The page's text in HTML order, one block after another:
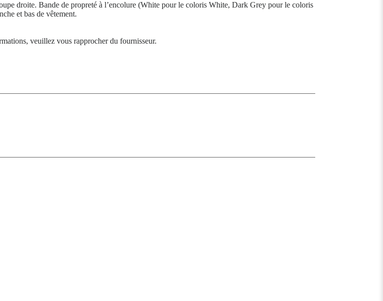
droite. Bande de propreté à l’encolure (White pour le coloris White, Dark Grey pour le coloris
et bas de vêtement.
veuillez vous rapprocher du fournisseur.